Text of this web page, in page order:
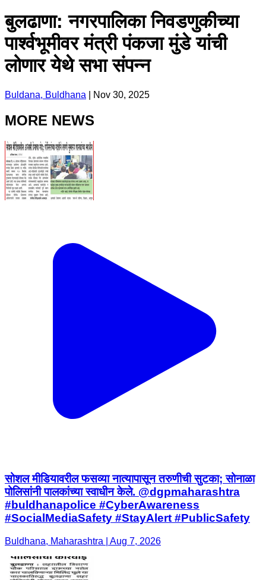
बुलढाणा: नगरपालिका निवडणुकीच्या
पार्श्वभूमीवर मंत्री पंकजा मुंडे यांची
लोणार येथे सभा संपन्न
Buldana, Buldhana Nov 30, 2025
MORE NEWS
सोशल मीडियावरील फसव्या नात्यापासून तरुणीची सुटका; सोनाळा
पोलिसांनी पालकांच्या स्वाधीन केले. @dgpmaharashtra
#buldhanapolice #CyberAwareness
#SocialMediaSafety #StayAlert #PublicSafety
Buldhana, Maharashtra | Aug 7, 2026